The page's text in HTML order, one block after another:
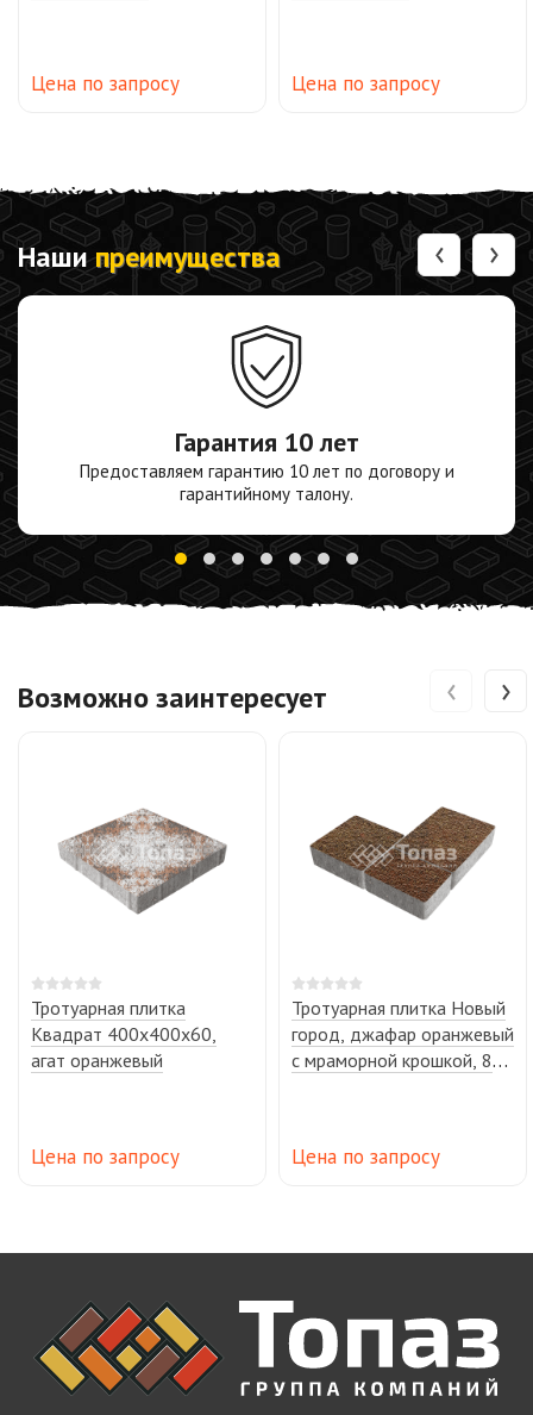
Цена по запросу Цена по запросу
Нашипреимущества
Гарантия 10 лет
Предоставляем гарантию 10 лет по договору и
гарантийному талону.
‹ ›
Возможно заинтересует
Тротуарная плитка
Квадрат 400х400х60,
агат оранжевый
Цена по запросу
Тротуарная плитка Новый
город, джафар оранжевый
с мраморной крошкой, 8
Цена по запросу
‹ ›